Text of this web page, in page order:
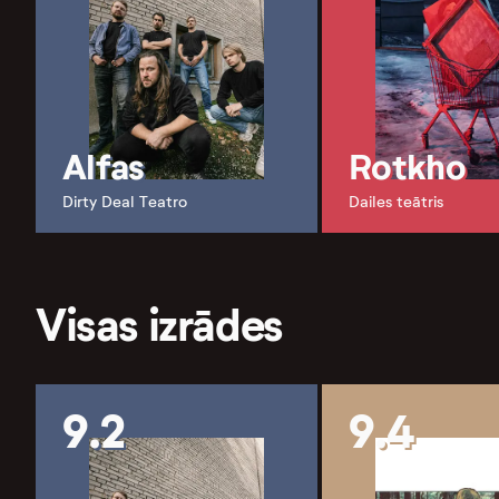
Alfas
Dirty Deal Teatro
Rotkho
Dailes teātris
Visas izrādes
9.2
9.4